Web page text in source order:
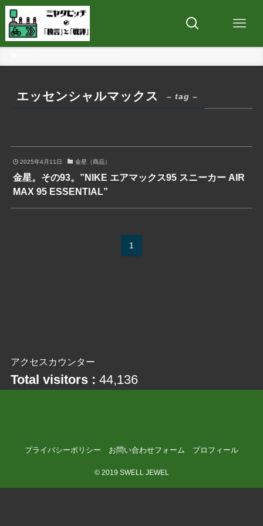
エッセンシャルマックス – tag –
2025年4月11日 金星（商品）
金星。その93。”NIKE エアマックス95 スニーカー AIR
MAX 95 ESSENTIAL”
1
アクセスカウンター
Total visitors : 44,136
プライバシーポリシー お問い合わせフォーム プロフィール
©2019 SWELL JEWEL